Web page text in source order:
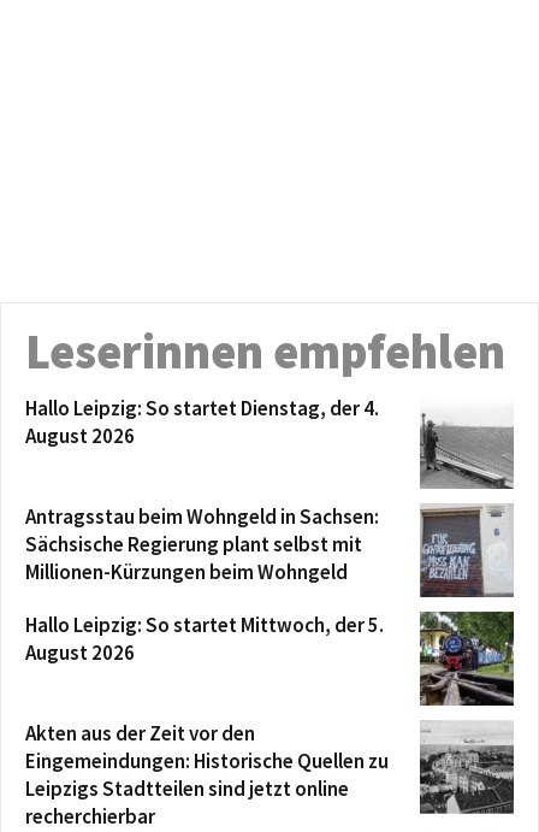
Leserinnen empfehlen
Hallo Leipzig: So startet Dienstag, der 4.
August 2026
Antragsstau beim Wohngeld in Sachsen:
Sächsische Regierung plant selbst mit
Millionen-Kürzungen beim Wohngeld
Hallo Leipzig: So startet Mittwoch, der 5.
August 2026
Akten aus der Zeit vor den
Eingemeindungen: Historische Quellen zu
Leipzigs Stadtteilen sind jetzt online
recherchierbar